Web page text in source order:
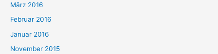
März 2016
Februar 2016
Januar 2016
November 2015